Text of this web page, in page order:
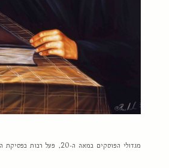
מגדולי הפוסקים במאה ה-20, פעל רבות בפסיקת הלכה.